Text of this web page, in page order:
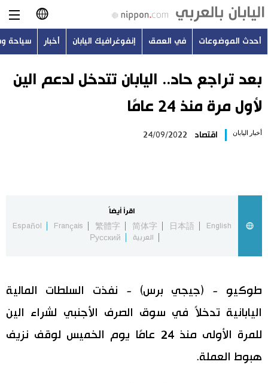
日本語
English
Русский
أحدث الموضوعات
اليابان في فيديو
مانغا وأنيمي
علوم وتكنولوجيا
أحدث الموضوعات في العمق إنفوغرافيك اليابان أخبار سياحة
بعد تراجع حاد.. اليابان تتدخل لدعم الين
لأول مرة منذ 24 عامًا
أخبار اليابان اقتصاد 24/09/2022
اقرأ أيضاً
English
日本語
简体字
繁體字
Français
Español
العربية
Русский
طوكيو - (جيجي برس) - نفذت السلطات المالية
اليابانية تدخلاً في سوق الصرف الأجنبي لشراء الين
للمرة الأولى منذ 24 عامًا يوم الخميس لوقف نزيف
هبوط العملة.